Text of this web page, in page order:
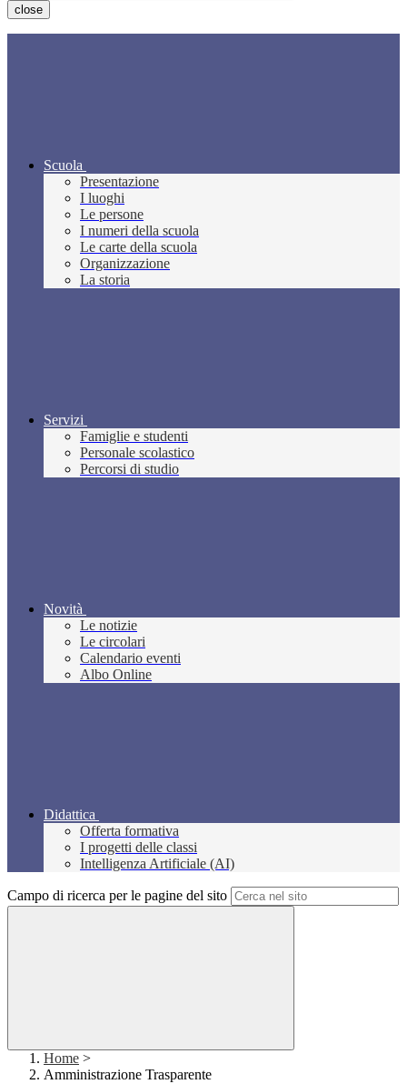
close
Scuola
Presentazione
I luoghi
Le persone
I numeri della scuola
Le carte della scuola
Organizzazione
La storia
Servizi
Famiglie e studenti
Personale scolastico
Percorsi di studio
Novità
Le notizie
Le circolari
Calendario eventi
Albo Online
Didattica
Offerta formativa
I progetti delle classi
Intelligenza Artificiale (AI)
Campo di ricerca per le pagine del sito
Home >
Amministrazione Trasparente